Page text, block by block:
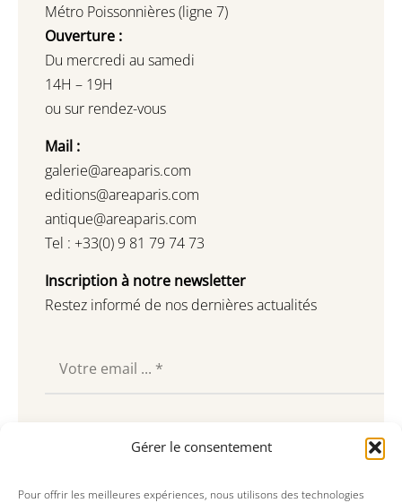
Gérer le consentement
Pour offrir les meilleures expériences, nous utilisons des technologies
Métro Poissonnières (ligne 7)
Ouverture :
Du mercredi au samedi
14H – 19H
ou sur rendez-vous
Mail :
galerie@areaparis.com
editions@areaparis.com
antique@areaparis.com
Tel : +33(0) 9 81 79 74 73
Inscription à notre newsletter
Restez informé de nos dernières actualités
Souscrire